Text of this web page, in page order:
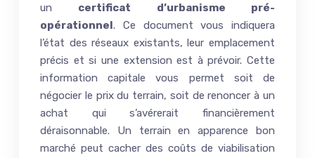
un certificat d’urbanisme pré-
opérationnel. Ce document vous indiquera
l’état des réseaux existants, leur emplacement
précis et si une extension est à prévoir. Cette
information capitale vous permet soit de
négocier le prix du terrain, soit de renoncer à un
achat qui s’avérerait financièrement
déraisonnable. Un terrain en apparence bon
marché peut cacher des coûts de viabilisation